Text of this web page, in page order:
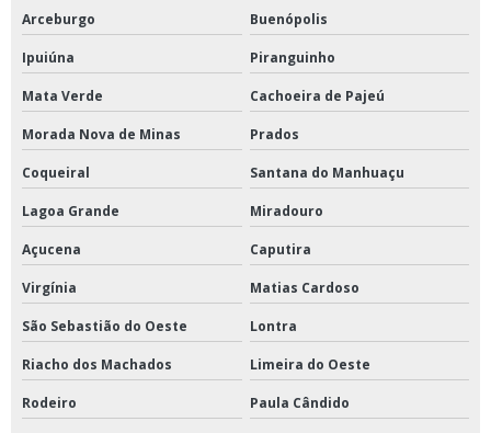
Arceburgo Buenópolis
Ipuiúna Piranguinho
Mata Verde Cachoeira de Pajeú
Morada Nova de Minas Prados
Coqueiral Santana do Manhuaçu
Lagoa Grande Miradouro
Açucena Caputira
Virgínia Matias Cardoso
São Sebastião do Oeste Lontra
Riacho dos Machados Limeira do Oeste
Rodeiro Paula Cândido